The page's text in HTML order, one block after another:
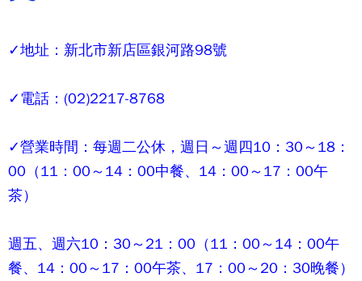
✓地址：新北市新店區銀河路98號
✓電話：(02)2217-8768
✓營業時間：每週二公休，週日～週四10：30～18：
00（11：00～14：00中餐、14：00～17：00午
茶）
週五、週六10：30～21：00（11：00～14：00午
餐、14：00～17：00午茶、17：00～20：30晚餐）